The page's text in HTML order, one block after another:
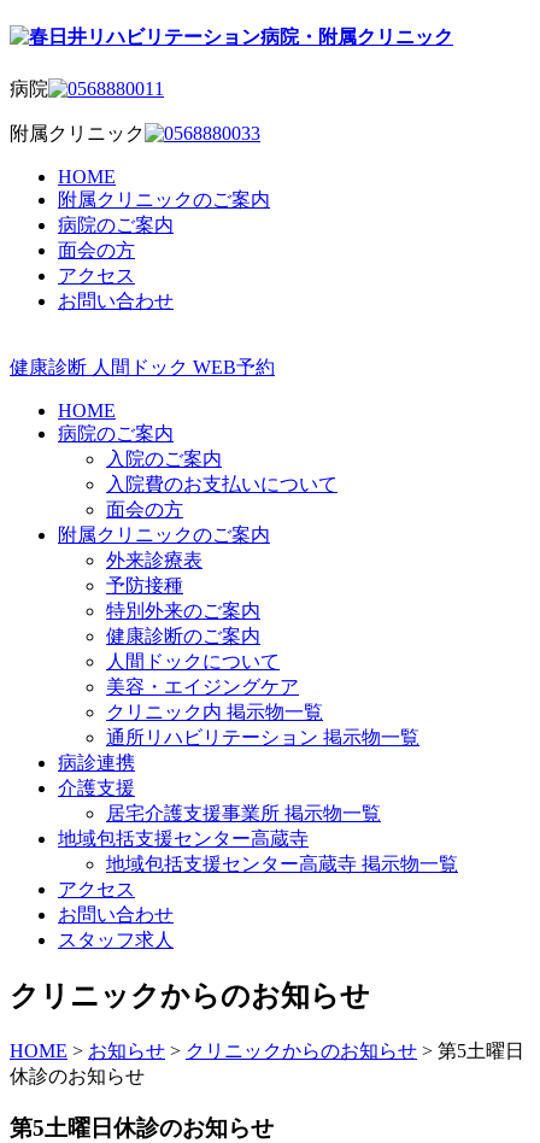
病院
附属クリニック
HOME
附属クリニックのご案内
病院のご案内
面会の方
アクセス
お問い合わせ
健康診断 人間ドック WEB予約
HOME
病院のご案内
入院のご案内
入院費のお支払いについて
面会の方
附属クリニックのご案内
外来診療表
予防接種
特別外来のご案内
健康診断のご案内
人間ドックについて
美容・エイジングケア
クリニック内 掲示物一覧
通所リハビリテーション 掲示物一覧
病診連携
介護支援
居宅介護支援事業所 掲示物一覧
地域包括支援センター高蔵寺
地域包括支援センター高蔵寺 掲示物一覧
アクセス
お問い合わせ
スタッフ求人
クリニックからのお知らせ
HOME > お知らせ > クリニックからのお知らせ > 第5土曜日
休診のお知らせ
第5土曜日休診のお知らせ